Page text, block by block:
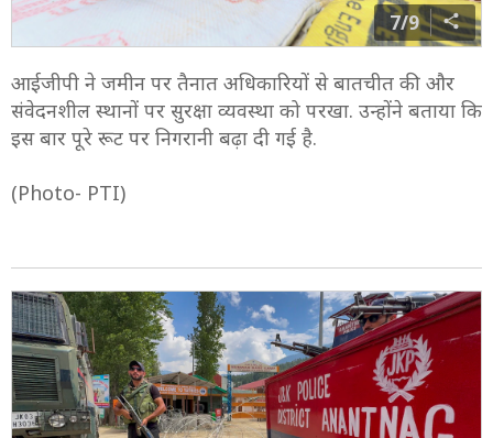
7/9
आईजीपी ने जमीन पर तैनात अधिकारियों से बातचीत की और
संवेदनशील स्थानों पर सुरक्षा व्यवस्था को परखा. उन्होंने बताया कि
इस बार पूरे रूट पर निगरानी बढ़ा दी गई है.